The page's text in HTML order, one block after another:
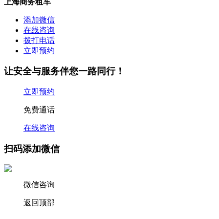
添加微信
在线咨询
拨打电话
立即预约
让安全与服务伴您一路同行！
立即预约
免费通话
在线咨询
扫码添加微信
微信咨询
返回顶部